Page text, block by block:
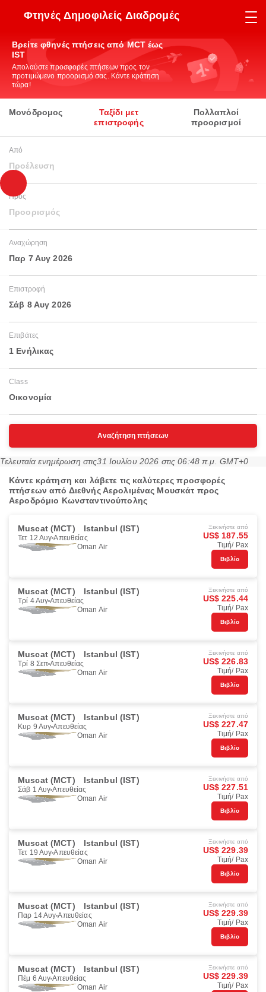
Φτηνές Δημοφιλείς Διαδρομές
Βρείτε φθηνές πτήσεις από MCT έως
IST
Απολαύστε προσφορές πτήσεων προς τον
προτιμώμενο προορισμό σας. Κάντε κράτηση
τώρα!
Μονόδρομος
Ταξίδι μετ
επιστροφής
Πολλαπλοί
προορισμοί
Από
Προέλευση
Προς
Προορισμός
Αναχώρηση
Παρ 7 Αυγ 2026
Επιστροφή
Σάβ 8 Αυγ 2026
Επιβάτες
1 Ενήλικας
Class
Οικονομία
Αναζήτηση πτήσεων
Τελευταία ενημέρωση στις31 Ιουλίου 2026 στις 06:48 π.μ. GMT+0
Κάντε κράτηση και λάβετε τις καλύτερες προσφορές
πτήσεων από Διεθνής Αερολιμένας Μουσκάτ προς
Αεροδρόμιο Κωνσταντινούπολης
Muscat (MCT) Istanbul (IST)
Τετ 12 Αυγ Απευθείας
Oman Air
Ξεκινήστε από
US$ 187.55
Τιμή/ Pax
Βιβλίο
Muscat (MCT) Istanbul (IST)
Τρί 4 Αυγ Απευθείας
Oman Air
Ξεκινήστε από
US$ 225.44
Τιμή/ Pax
Βιβλίο
Muscat (MCT) Istanbul (IST)
Τρί 8 Σεπ Απευθείας
Oman Air
Ξεκινήστε από
US$ 226.83
Τιμή/ Pax
Βιβλίο
Muscat (MCT) Istanbul (IST)
Κυρ 9 Αυγ Απευθείας
Oman Air
Ξεκινήστε από
US$ 227.47
Τιμή/ Pax
Βιβλίο
Muscat (MCT) Istanbul (IST)
Σάβ 1 Αυγ Απευθείας
Oman Air
Ξεκινήστε από
US$ 227.51
Τιμή/ Pax
Βιβλίο
Muscat (MCT) Istanbul (IST)
Τετ 19 Αυγ Απευθείας
Oman Air
Ξεκινήστε από
US$ 229.39
Τιμή/ Pax
Βιβλίο
Muscat (MCT) Istanbul (IST)
Παρ 14 Αυγ Απευθείας
Oman Air
Ξεκινήστε από
US$ 229.39
Τιμή/ Pax
Βιβλίο
Muscat (MCT) Istanbul (IST)
Πέμ 6 Αυγ Απευθείας
Oman Air
Ξεκινήστε από
US$ 229.39
Τιμή/ Pax